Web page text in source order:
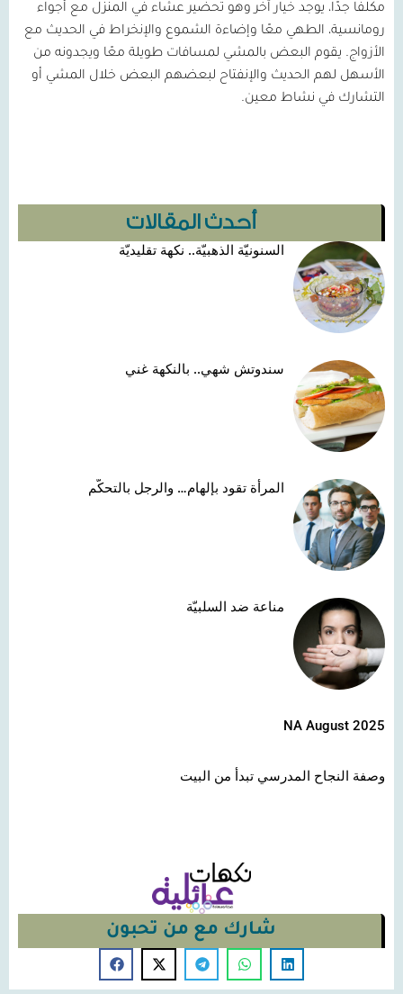
أحدث المقالات
السنونيّة الذهبيّة.. نكهة تقليديّة
سندوتش شهي.. بالنكهة غني
المرأة تقود بإلهام… والرجل بالتحكّم
مناعة ضد السلبيّة
NA August 2025
وصفة النجاح المدرسي تبدأ من البيت
شارك مع من تحبون
مكلفًا جدًا، يوجد خيار آخر وهو تحضير عشاء في المنزل مع أجواء
رومانسية، الطهي معًا وإضاءة الشموع والإنخراط في الحديث مع
الأزواج. يقوم البعض بالمشي لمسافات طويلة معًا ويجدونه من
الأسهل لهم الحديث والإنفتاح لبعضهم البعض خلال المشي أو
التشارك في نشاط معين.